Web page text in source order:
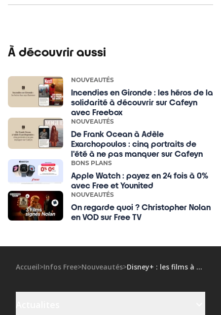
À découvrir aussi
NOUVEAUTÉS
Incendies en Gironde : les héros de la
solidarité à découvrir sur Cafeyn
avec Freebox
NOUVEAUTÉS
De Frank Ocean à Adèle
Exarchopoulos : cinq portraits de
l'été à ne pas manquer sur Cafeyn
BONS PLANS
Apple Watch : payez en 24 fois à 0%
avec Free et Younited
NOUVEAUTÉS
On regarde quoi ? Christopher Nolan
en VOD sur Free TV
Accueil>Infos Free>Nouveautés> Disney+ : les films à découvrir en septembre